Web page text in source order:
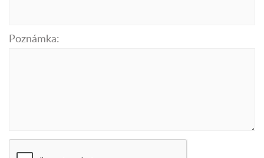
Poznámka: